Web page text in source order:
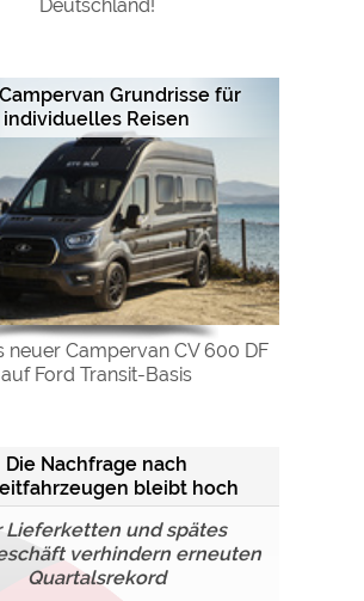
Deutschland!
Grundrisse für
individuelles Reisen
neuer Campervan CV 600 DF
auf Ford Transit-Basis
Die Nachfrage nach
bleibt hoch
Lieferketten und spätes
verhindern erneuten
Quartalsrekord
https://policies.google.com/privacy
können jeder Zeit im Footer
geändert werden!